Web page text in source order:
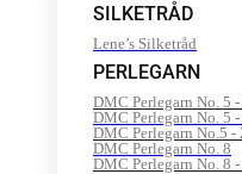
SILKETRÅD
Lene’s Silketråd
PERLEGARN
DMC Perlegarn No. 5 -
DMC Perlegarn No. 5 -
DMC Perlegarn No.5 -
DMC Perlegarn No. 8
DMC Perlegarn No. 8